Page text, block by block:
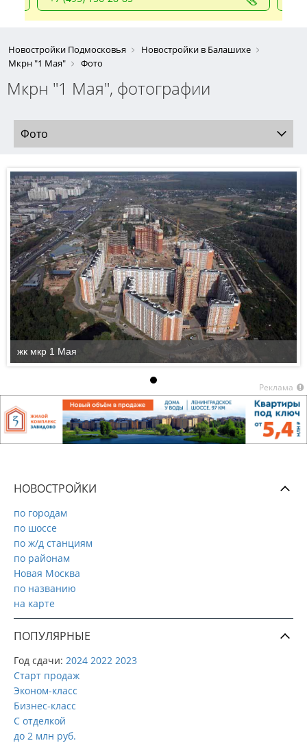
Новостройки Подмосковья
Новостройки в Балашихе
Мкрн "1 Мая"
Фото
Мкрн "1 Мая", фотографии
Фото
жк мкр 1 Мая
Реклама
НОВОСТРОЙКИ
по городам
по шоссе
по ж/д станциям
по районам
Новая Москва
по названию
на карте
ПОПУЛЯРНЫЕ
Год сдачи: 2024 2022 2023
Старт продаж
Эконом-класс
Бизнес-класс
С отделкой
до 2 млн руб.